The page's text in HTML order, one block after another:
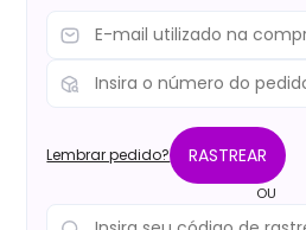
Lembrar pedido? RASTREAR
OU